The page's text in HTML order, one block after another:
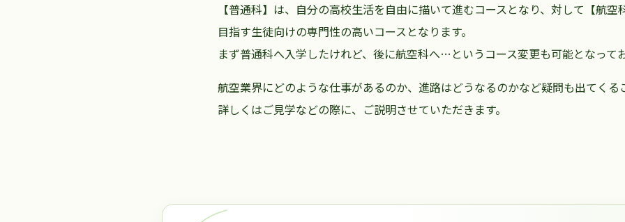
【普通科】は、自分の高校生活を自由に描いて進むコースとなり、対して【航空
目指す生徒向けの専門性の高いコースとなります。
まず普通科へ入学したけれど、後に航空科へ…というコース変更も可能となって
航空業界にどのような仕事があるのか、進路はどうなるのかなど疑問も出てくる
詳しくはご見学などの際に、ご説明させていただきます。